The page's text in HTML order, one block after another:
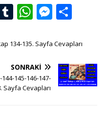
T
u
m
r
W
h
at
s
A
p
M
e
ss
e
n
g
ar
e
134-135. Sayfa Cevapları
SONRAKI
144-145-146-147-
Sayfa Cevapları